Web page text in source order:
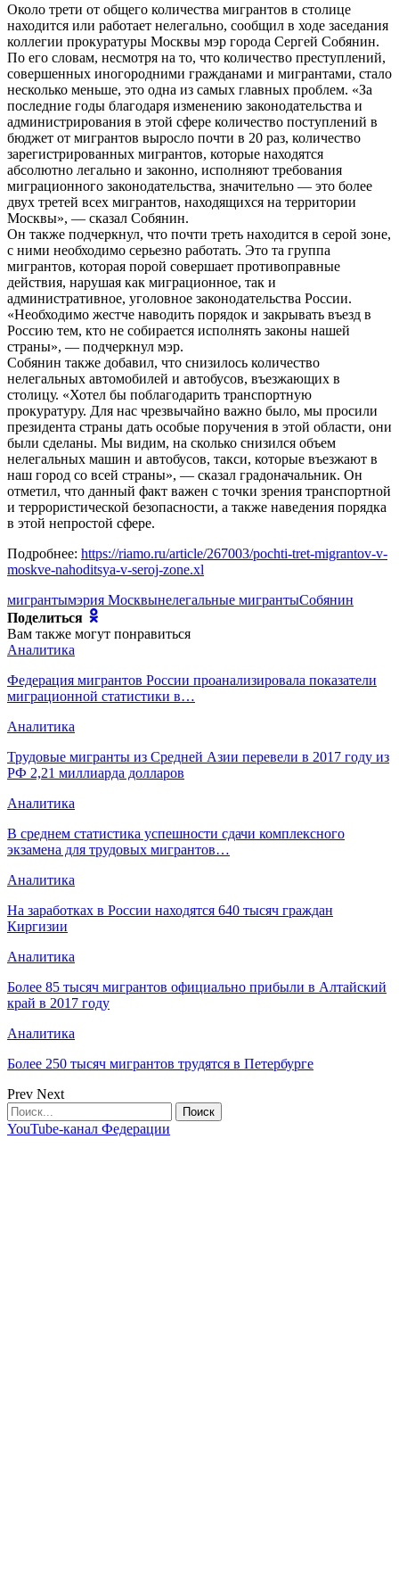
Около трети от общего количества мигрантов в столице
находится или работает нелегально, сообщил в ходе заседания
коллегии прокуратуры Москвы мэр города Сергей Собянин.
По его словам, несмотря на то, что количество преступлений,
совершенных иногородними гражданами и мигрантами, стало
несколько меньше, это одна из самых главных проблем. «За
последние годы благодаря изменению законодательства и
администрирования в этой сфере количество поступлений в
бюджет от мигрантов выросло почти в 20 раз, количество
зарегистрированных мигрантов, которые находятся
абсолютно легально и законно, исполняют требования
миграционного законодательства, значительно — это более
двух третей всех мигрантов, находящихся на территории
Москвы», — сказал Собянин.
Он также подчеркнул, что почти треть находится в серой зоне,
с ними необходимо серьезно работать. Это та группа
мигрантов, которая порой совершает противоправные
действия, нарушая как миграционное, так и
административное, уголовное законодательства России.
«Необходимо жестче наводить порядок и закрывать въезд в
Россию тем, кто не собирается исполнять законы нашей
страны», — подчеркнул мэр.
Собянин также добавил, что снизилось количество
нелегальных автомобилей и автобусов, въезжающих в
столицу. «Хотел бы поблагодарить транспортную
прокуратуру. Для нас чрезвычайно важно было, мы просили
президента страны дать особые поручения в этой области, они
были сделаны. Мы видим, на сколько снизился объем
нелегальных машин и автобусов, такси, которые въезжают в
наш город со всей страны», — сказал градоначальник. Он
отметил, что данный факт важен с точки зрения транспортной
и террористической безопасности, а также наведения порядка
в этой непростой сфере.
Подробнее: https://riamo.ru/article/267003/pochti-tret-migrantov-v-
moskve-nahoditsya-v-seroj-zone.xl
мигрантымэрия Москвынелегальные мигрантыСобянин
Поделиться
Вам также могут понравиться
Аналитика
Федерация мигрантов России проанализировала показатели
миграционной статистики в…
Аналитика
Трудовые мигранты из Средней Азии перевели в 2017 году из
РФ 2,21 миллиарда долларов
Аналитика
В среднем статистика успешности сдачи комплексного
экзамена для трудовых мигрантов…
Аналитика
На заработках в России находятся 640 тысяч граждан
Киргизии
Аналитика
Более 85 тысяч мигрантов официально прибыли в Алтайский
край в 2017 году
Аналитика
Более 250 тысяч мигрантов трудятся в Петербурге
Prev Next
YouTube-канал Федерации